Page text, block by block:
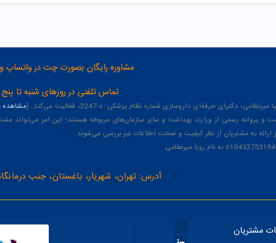
مشاوره رایگان بصورت چت در واتساپ و تلگرام با شماره
تماس تلفنی در روزهای شنبه تا پنج شنبه از 8 صبح تا 4 عصر به
دکترای حرفه‌ای داروسازی شماره نظام پزشکی: د-3247، فعالیت می‌کند. (
مشاهده
و پروانه رسمی از وزارت بهداشت و سایر سازمان‌های مربوطه هستند؛ این امر می‌تواند
به مشتریان از نظر کیفیت و صحت اطلاعات نیز بررسی می‌شوند.
آدرس: تهران، شهریار، باغستان، جنب
مشتریان